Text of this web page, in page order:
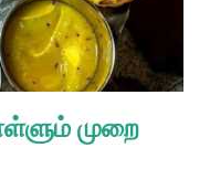
முறை